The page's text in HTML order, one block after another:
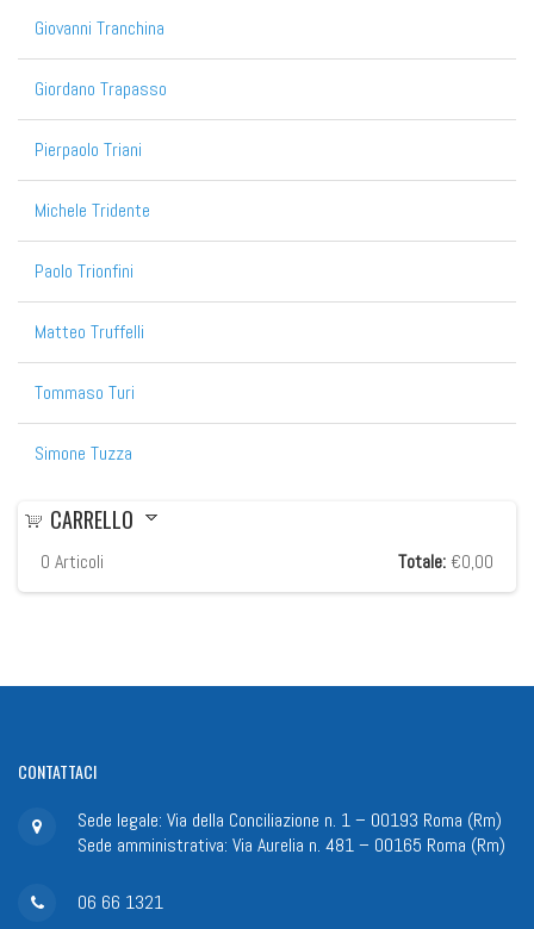
Giovanni Tranchina
Giordano Trapasso
Pierpaolo Triani
Michele Tridente
Paolo Trionfini
Matteo Truffelli
Tommaso Turi
Simone Tuzza
CARRELLO
0 Articoli Totale: €0,00
CONTATTACI
Sede legale: Via della Conciliazione n. 1 – 00193 Roma (Rm)
Sede amministrativa: Via Aurelia n. 481 – 00165 Roma (Rm)
06 66 1321